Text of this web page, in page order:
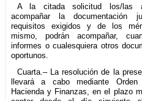
A la citada solicitud los/las
acompañar la documentación
requisitos exigidos y de los
mismo, podrán acompañar,
informes o cualesquiera otros
oportunos.
Cuarta.– La resolución de la
llevará a cabo mediante
Hacienda y Finanzas, en el plazo